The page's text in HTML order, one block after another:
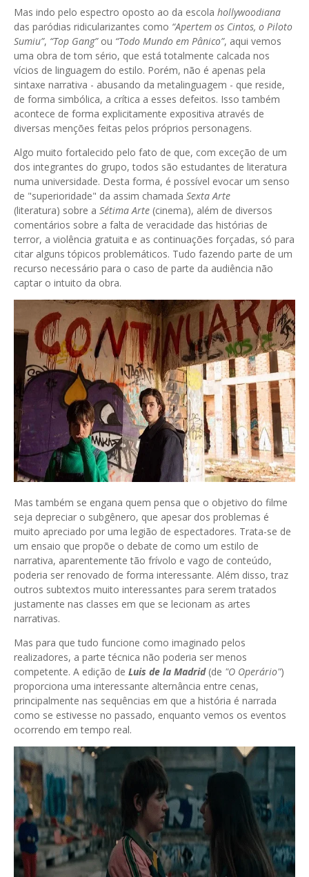
Mas indo pelo espectro oposto ao da escola hollywoodiana
das paródias ridicularizantes como “Apertem os Cintos, o Piloto
Sumiu”, “Top Gang”ou “Todo Mundo em Pânico”, aqui vemos
uma obra de tom sério, que está totalmente calcada nos
vícios de linguagem do estilo. Porém, não é apenas pela
sintaxe narrativa - abusando da metalinguagem - que reside,
de forma simbólica, a crítica a esses defeitos. Isso também
acontece de forma explicitamente expositiva através de
diversas menções feitas pelos próprios personagens.
Algo muito fortalecido pelo fato de que, com exceção de um
dos integrantes do grupo, todos são estudantes de literatura
numa universidade. Desta forma, é possível evocar um senso
de "superioridade" da assim chamada Sexta Arte
(literatura) sobre a Sétima Arte (cinema), além de diversos
comentários sobre a falta de veracidade das histórias de
terror, a violência gratuita e as continuações forçadas, só para
citar alguns tópicos problemáticos. Tudo fazendo parte de um
recurso necessário para o caso de parte da audiência não
captar o intuito da obra.
Mas também se engana quem pensa que o objetivo do filme
seja depreciar o subgênero, que apesar dos problemas é
muito apreciado por uma legião de espectadores. Trata-se de
um ensaio que propõe o debate de como um estilo de
narrativa, aparentemente tão frívolo e vago de conteúdo,
poderia ser renovado de forma interessante. Além disso, traz
outros subtextos muito interessantes para serem tratados
justamente nas classes em que se lecionam as artes
narrativas.
Mas para que tudo funcione como imaginado pelos
realizadores, a parte técnica não poderia ser menos
competente. A edição de Luis de la Madrid(de "O Operário")
proporciona uma interessante alternância entre cenas,
principalmente nas sequências em que a história é narrada
como se estivesse no passado, enquanto vemos os eventos
ocorrendo em tempo real.